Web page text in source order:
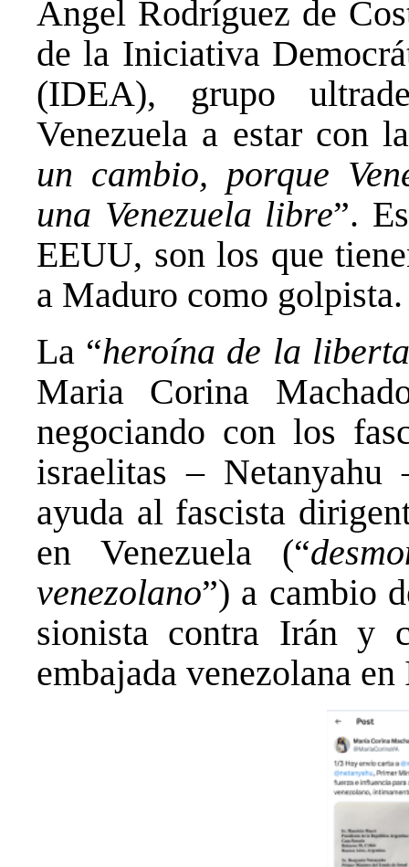
Ángel Rodríguez de
de la Iniciativa
(IDEA), grupo
Venezuela a estar con
un cambio, porque
una Venezuela libre”.
EEUU, son los que
a Maduro como golpista.
La “heroína de la
Maria Corina
negociando con los
israelitas –
ayuda al fascista
en Venezuela (“
venezolano”) a cambio
sionista contra Irán y
embajada venezolana